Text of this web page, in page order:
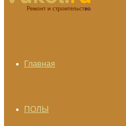
Главная
ПОЛЫ